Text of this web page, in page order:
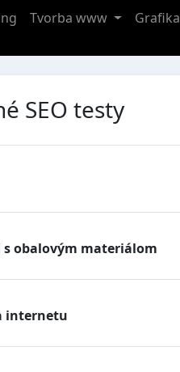
Tvorba www Grafika
SEO testy
s obalovým materiálom
internetu